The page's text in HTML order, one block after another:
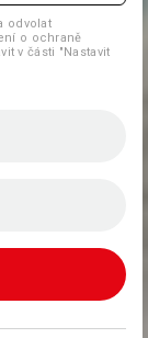
odvolat
o ochraně
v části "Nastavit